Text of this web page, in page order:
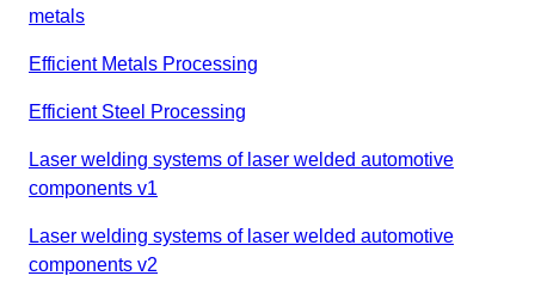
metals
Efficient Metals Processing
Efficient Steel Processing
Laser welding systems of laser welded automotive
components v1
Laser welding systems of laser welded automotive
components v2